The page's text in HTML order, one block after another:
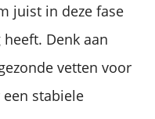
juist in deze fase
Denk aan
vetten voor
stabiele